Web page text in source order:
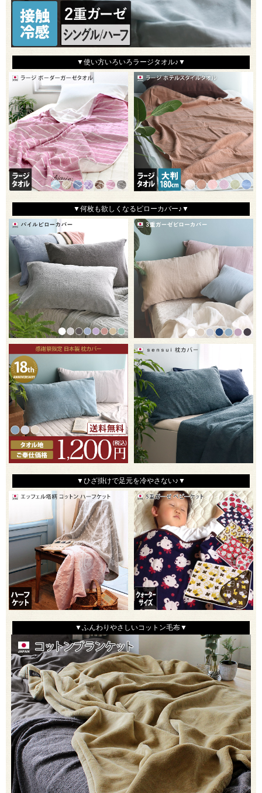
▼使い方いろいろラージタオル♪▼
▼何枚も欲しくなるピローカバー♪▼
▼ひざ掛けで足元を冷やさない♪▼
▼ふんわりやさしいコットン毛布▼